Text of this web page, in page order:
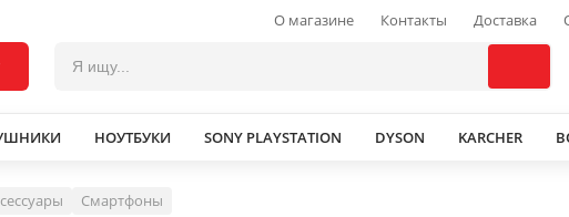
О магазине Контакты Доставка
НОУТБУКИ SONY PLAYSTATION DYSON KARCHER
Смартфоны